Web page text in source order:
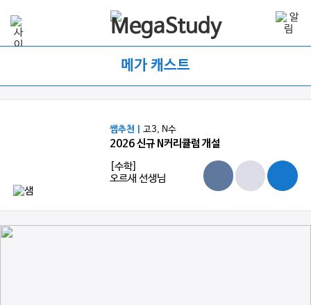
메가 캐스트
쌤추천 |고3, N수
2026 신규 N커리큘럼 개설
[수학]
오르새 선생님